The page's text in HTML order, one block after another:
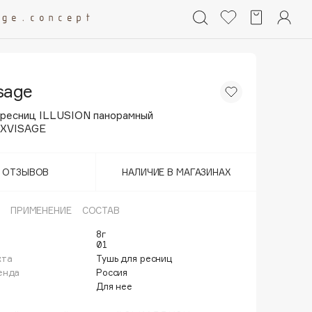
ILLUSION панорамный
ОТЗЫВОВ НАЛИЧИЕ В МАГАЗИНАХ
ПРИМЕНЕНИЕ СОСТАВ
8г
01
Тушь для ресниц
Россия
Для нее